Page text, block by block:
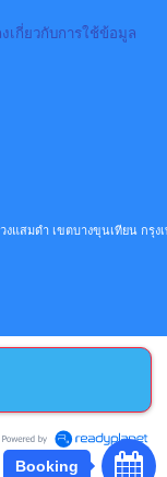
เกี่ยวกับการใช้ข้อมูล
แสมดำ เขตบางขุนเทียน กรุ
Booking